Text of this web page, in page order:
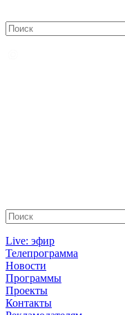
Live: эфир
Телепрограмма
Новости
Программы
Проекты
Контакты